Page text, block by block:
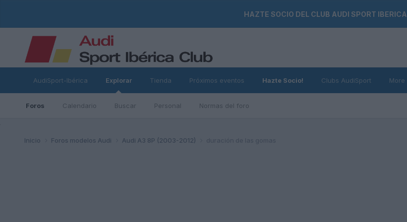
HAZTE SOCIO DEL CLUB AUDI SPORT IBERICA
AudiSport-Ibérica Explorar
Foros Calendario Buscar Personal Normas del foro
Tienda Próximos eventos Hazte Socio! Clubs AudiSport More
Inicio Foros modelos Audi Audi A3 8P (2003-2012)